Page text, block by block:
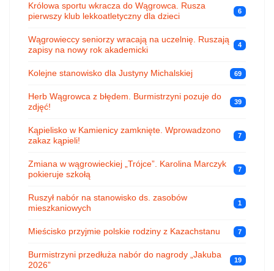
Królowa sportu wkracza do Wągrowca. Rusza
pierwszy klub lekkoatletyczny dla dzieci
6
Wągrowieccy seniorzy wracają na uczelnię. Ruszają
zapisy na nowy rok akademicki
4
Kolejne stanowisko dla Justyny Michalskiej 69
Herb Wągrowca z błędem. Burmistrzyni pozuje do
zdjęć!
39
Kąpielisko w Kamienicy zamknięte. Wprowadzono
zakaz kąpieli!
7
Zmiana w wągrowieckiej „Trójce”. Karolina Marczyk
pokieruje szkołą
7
Ruszył nabór na stanowisko ds. zasobów
mieszkaniowych
1
Mieścisko przyjmie polskie rodziny z Kazachstanu 7
Burmistrzyni przedłuża nabór do nagrody „Jakuba
2026”
19